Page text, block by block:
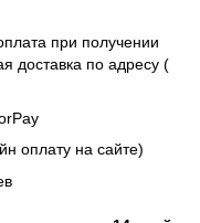
при получении
доставка по адресу (
оплату на сайте)